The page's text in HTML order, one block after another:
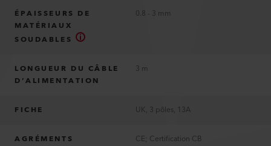
ÉPAISSEURS DE
MATÉRIAUX
SOUDABLES
0.8 - 3 mm
LONGUEUR DU CÂBLE
D’ALIMENTATION
3 m
FICHE UK, 3 pôles, 13A
AGRÉMENTS CE; Certification CB